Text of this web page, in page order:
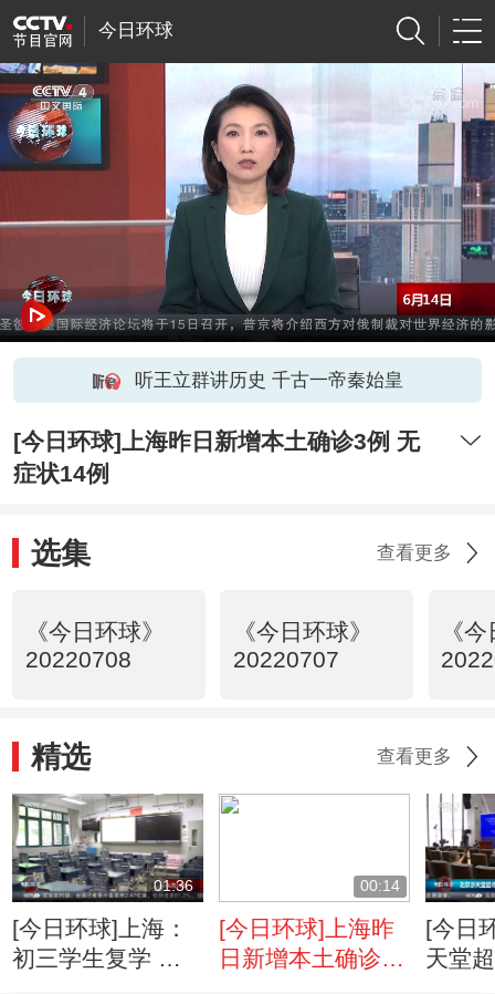
今日环球
听王立群讲历史 千古一帝秦始皇
[今日环球]上海昨日新增本土确诊3例 无
症状14例
选集 查看更多
《今日环球》
20220708
《今日环球》
20220707
《
精选 查看更多
01:36
[今日环球]上海：
初三学生复学 各
00:14
[今日环球]上海昨
日新增本土确诊3
[今日
天堂